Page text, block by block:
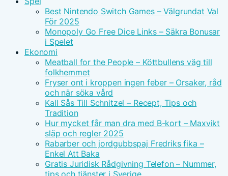
Best Nintendo Switch Games – Välgrundat Val
För 2025
Monopoly Go Free Dice Links – Säkra Bonusar
i Spelet
Ekonomi
Meatball for the People – Köttbullens väg till
folkhemmet
Fryser ont i kroppen ingen feber – Orsaker, råd
och när söka vård
Kall Sås Till Schnitzel – Recept, Tips och
Tradition
Hur mycket får man dra med B-kort – Maxvikt
släp och regler 2025
Rabarber och jordgubbspaj Fredriks fika –
Enkel Att Baka
Gratis Juridisk Rådgivning Telefon – Nummer,
tips och tjänster i Sverige